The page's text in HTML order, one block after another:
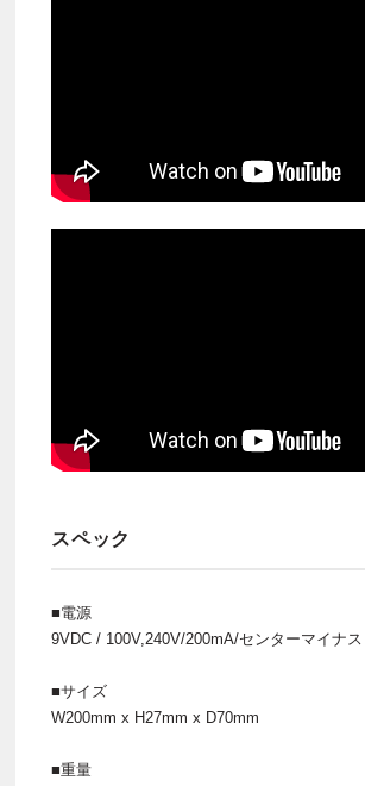
スペック
■電源
9VDC / 100V,240V/200mA/センターマイナス
■サイズ
W200mm x H27mm x D70mm
■重量